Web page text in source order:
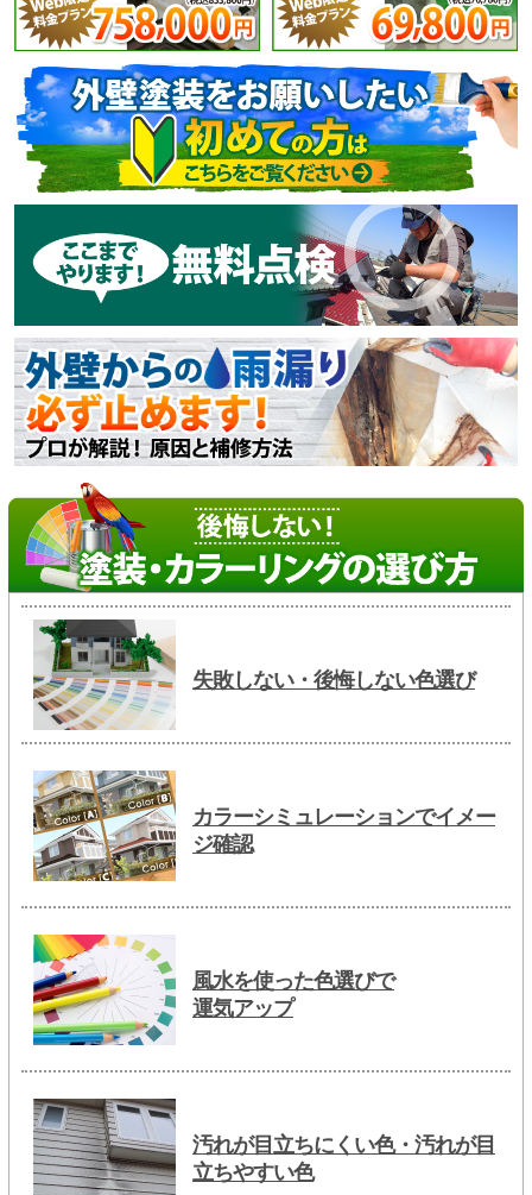
失敗しない・後悔しない色選び
カラーシミュレーションでイメー
ジ確認
風水を使った色選びで
運気アップ
汚れが目立ちにくい色・汚れが目
立ちやすい色